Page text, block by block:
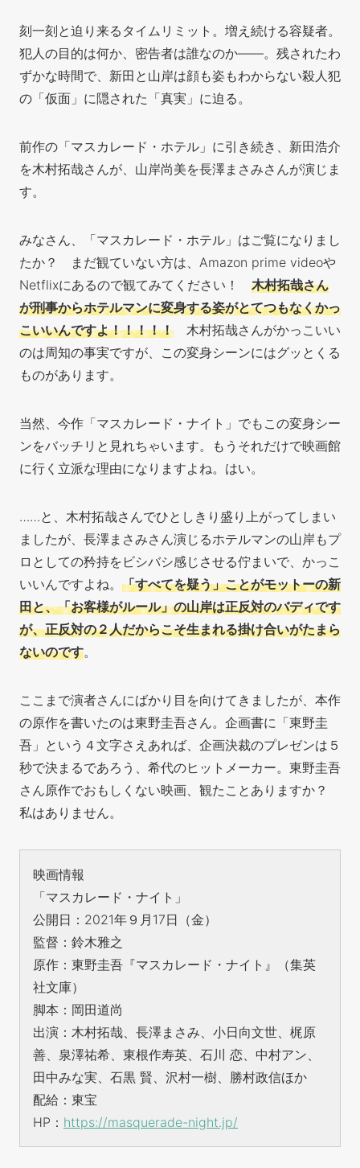
刻一刻と迫り来るタイムリミット。増え続ける容疑者。
犯人の目的は何か、密告者は誰なのか——。残されたわ
ずかな時間で、新田と山岸は顔も姿もわからない殺人犯
の「仮面」に隠された「真実」に迫る。
前作の「マスカレード・ホテル」に引き続き、新田浩介
を木村拓哉さんが、山岸尚美を長澤まさみさんが演じま
す。
みなさん、「マスカレード・ホテル」はご覧になりまし
たか？ まだ観ていない方は、Amazon prime videoや
Netflixにあるので観てみてください！ 木村拓哉さん
が刑事からホテルマンに変身する姿がとてつもなくかっ
こいいんですよ！！！！！ 木村拓哉さんがかっこいい
のは周知の事実ですが、この変身シーンにはグッとくる
ものがあります。
当然、今作「マスカレード・ナイト」でもこの変身シー
ンをバッチリと見れちゃいます。もうそれだけで映画館
に行く立派な理由になりますよね。はい。
……と、木村拓哉さんでひとしきり盛り上がってしまい
ましたが、長澤まさみさん演じるホテルマンの山岸もプ
ロとしての矜持をビシバシ感じさせる佇まいで、かっこ
いいんですよね。 「すべてを疑う」ことがモットーの新
田と、「お客様がルール」の山岸は正反対のバディです
が、正反対の２人だからこそ生まれる掛け合いがたまら
ないのです。
ここまで演者さんにばかり目を向けてきましたが、本作
の原作を書いたのは東野圭吾さん。企画書に「東野圭
吾」という４文字さえあれば、企画決裁のプレゼンは５
秒で決まるであろう、希代のヒットメーカー。東野圭吾
さん原作でおもしくない映画、観たことありますか？
私はありません。
映画情報
「マスカレード・ナイト」
公開日：2021年９月17日（金）
監督：鈴木雅之
原作：東野圭吾『マスカレード・ナイト』（集英
社文庫）
脚本：岡田道尚
出演：木村拓哉、長澤まさみ、小日向文世、梶原
善、泉澤祐希、東根作寿英、石川 恋、中村アン、
田中みな実、石黒 賢、沢村一樹、勝村政信ほか
配給：東宝
HP： https://masquerade-night.jp/